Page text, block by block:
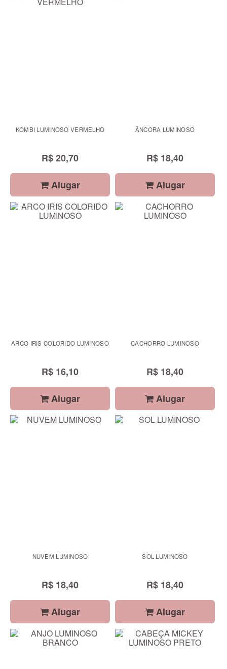
KOMBI LUMINOSO VERMELHO
R$ 20,70
Alugar
ÂNCORA LUMINOSO
R$ 18,40
Alugar
ARCO IRIS COLORIDO LUMINOSO
R$ 16,10
Alugar
CACHORRO LUMINOSO
R$ 18,40
Alugar
NUVEM LUMINOSO
R$ 18,40
Alugar
SOL LUMINOSO
R$ 18,40
Alugar